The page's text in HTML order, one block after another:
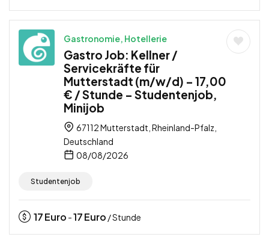
Gastronomie, Hotellerie
Gastro Job: Kellner /
Servicekräfte für
Mutterstadt (m/w/d) – 17,00
€ / Stunde – Studentenjob,
Minijob
67112 Mutterstadt, Rheinland-Pfalz,
Deutschland
08/08/2026
Studentenjob
17Euro -17Euro / Stunde